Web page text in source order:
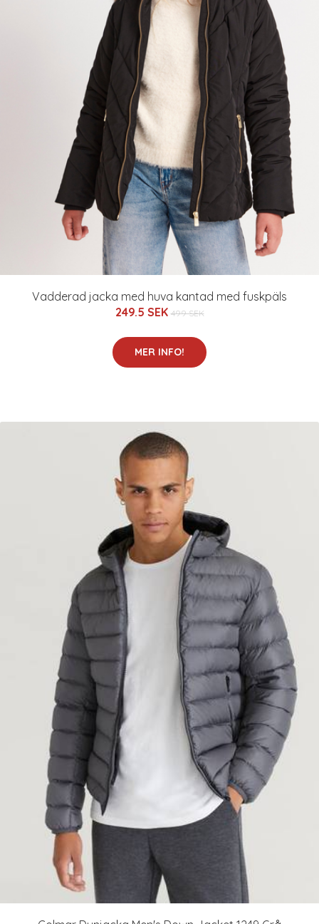
Vadderad jacka med huva kantad med fuskpäls
249.5 SEK 499 SEK
MER INFO!